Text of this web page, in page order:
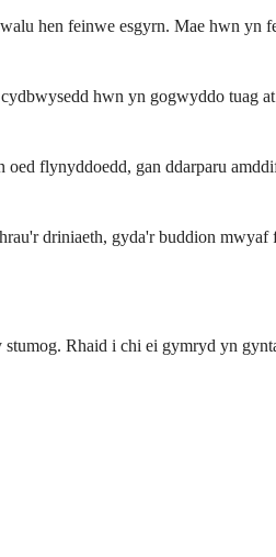
hen feinwe esgyrn. Mae hwn
hwn yn gogwyddo tuag
flynyddoedd, gan ddarparu
driniaeth, gyda'r buddion
Rhaid i chi ei gymryd yn